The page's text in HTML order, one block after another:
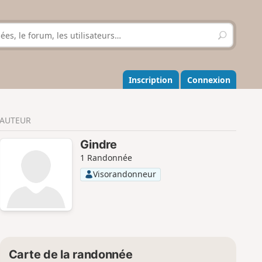
R
e
h
e
r
r
Inscription Connexion
AUTEUR
Gindre
1 Randonnée
Visorandonneur
Carte de la randonnée